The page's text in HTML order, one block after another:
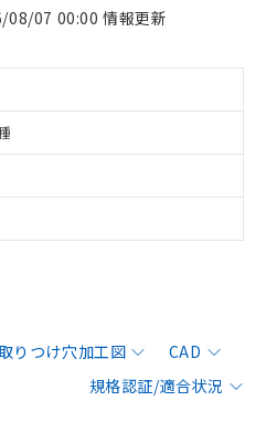
08/07 00:00 情報更新
りつけ穴加工図
CAD
規格認証/適合状況